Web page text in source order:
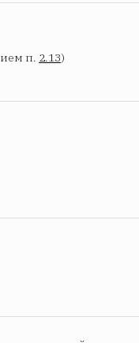
п. 2.13)